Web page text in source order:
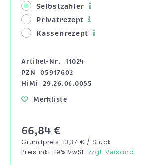
Selbstzahler
Privatrezept
Kassenrezept
Artikel-Nr.
11024
PZN
05917602
HiMi
29.26.06.0055
Merkliste
66,84 €
Grundpreis: 13,37 € / Stück
Preis inkl. 19% MwSt. zzgl. Versand